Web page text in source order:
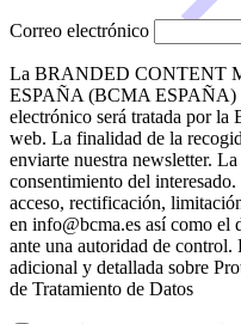
Correo electrónico
La BRANDED CONTENT
ESPAÑA (BCMA ESPAÑA)
electrónico será tratada por la
web. La finalidad de la
enviarte nuestra newsletter.
consentimiento del
acceso, rectificación,
en info@bcma.es así como el
ante una autoridad de control.
adicional y detallada sobre
de Tratamiento de Datos